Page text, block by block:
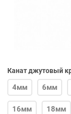
Канат джутовый
4мм 6мм
16мм 18мм